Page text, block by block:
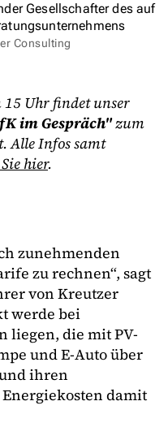
Gesellschafter des auf
Consulting
Uhr findet unser
im Gespräch"zum
Alle Infos samt
hier.
zunehmenden
zu rechnen“, sagt
von Kreutzer
werde bei
liegen, die mit PV-
und E-Auto über
ihren
damit